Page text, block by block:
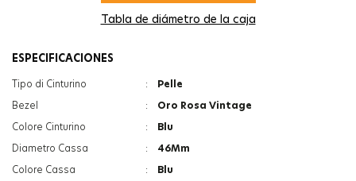
Tabla de diámetro de la caja
ESPECIFICACIONES
Tipo di Cinturino :
Pelle
Bezel
:
Oro Rosa Vintage
Colore Cinturino
:
Blu
Diametro Cassa
:
46Mm
Colore Cassa
:
Blu